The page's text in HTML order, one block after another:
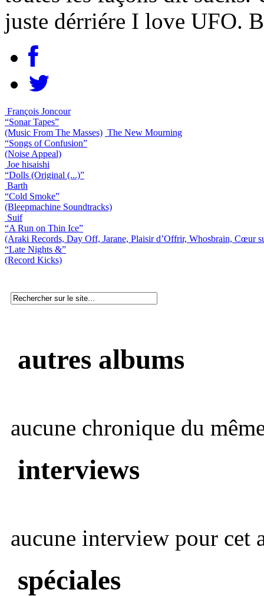
juste dérriére I love UFO.
François Joncour
“Sonar Tapes”
(Music From The Masses) The New Mourning
“Songs of Confusion”
(Noise Appeal)
Joe hisaishi
“Dolls (Original (...)”
Barth
“Cold Smoke”
(Bleepmachine Soundtracks)
Suif
“A Run on Thin Ice”
(Araki Records, Day Off, Jarane, Plaisir d’Offrir, Whosbrain, Cœur
“Late Nights &”
(Record Kicks)
autres albums
aucune chronique du
interviews
aucune interview pour cet
spéciales